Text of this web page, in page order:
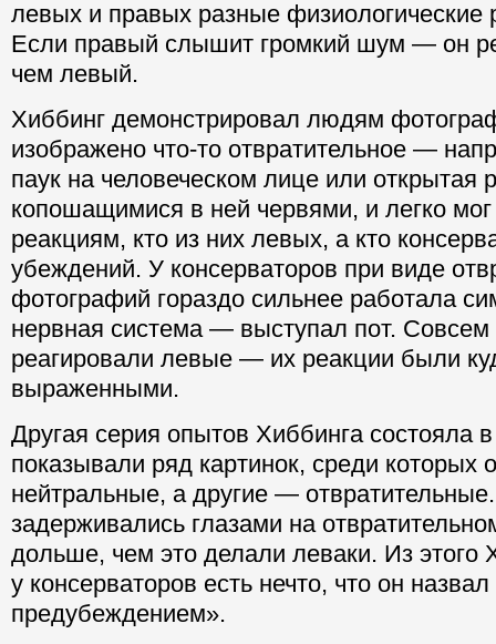
левых и правых разные физиологические
Если правый слышит громкий шум — он
чем левый.
Хиббинг демонстрировал людям
изображено что-то отвратительное —
паук на человеческом лице или открытая
копошащимися в ней червями, и легко мог
реакциям, кто из них левых, а кто
убеждений. У консерваторов при виде
фотографий гораздо сильнее работала
нервная система — выступал пот. Совсем
реагировали левые — их реакции были
выраженными.
Другая серия опытов Хиббинга состояла
показывали ряд картинок, среди которых
нейтральные, а другие —
задерживались глазами на
дольше, чем это делали леваки. Из этого
у консерваторов есть нечто, что он
предубеждением».